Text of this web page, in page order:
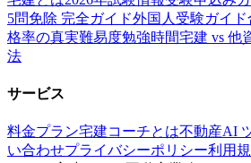
5問免除 完全ガイド外国人受験ガイド
格率の真実難易度勉強時間宅建 vs 他
法
サービス
料金プラン宅建コーチとは不動産AI
い合わせプライバシーポリシー利用